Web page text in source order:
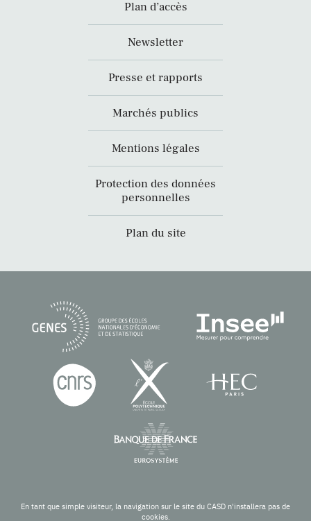
Plan d’accès
Newsletter
Presse et rapports
Marchés publics
Mentions légales
Protection des données
personnelles
Plan du site
En tant que simple visiteur, la navigation sur le site du CASD n'installera pas de
cookies.